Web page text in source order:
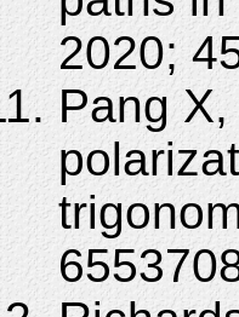
2020;
Pang